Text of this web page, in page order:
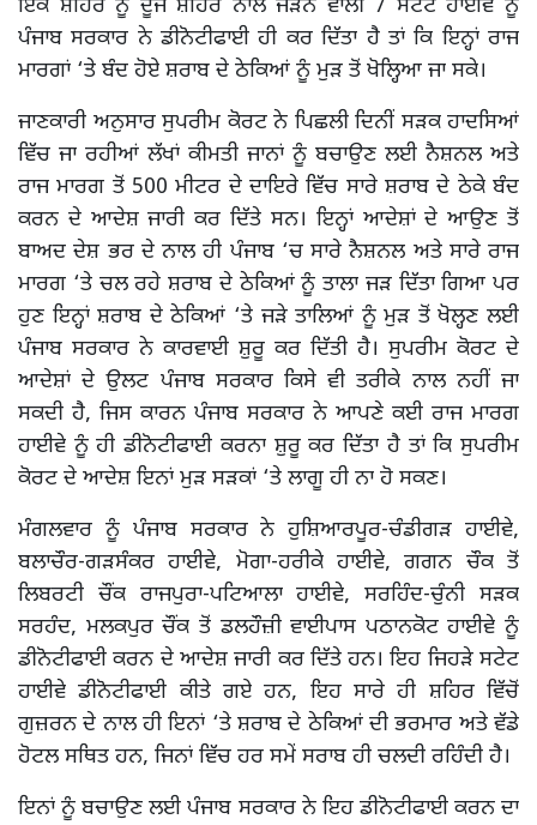
ਇੱਕ ਸ਼ਹਿਰ ਨੂੰ ਦੂਜੇ ਸ਼ਹਿਰ ਨਾਲ ਜੋੜਨ ਵਾਲੀ 7 ਸਟੇਟ ਹਾਈਵੇ ਨੂੰ
ਪੰਜਾਬ ਸਰਕਾਰ ਨੇ ਡੀਨੋਟੀਫਾਈ ਹੀ ਕਰ ਦਿੱਤਾ ਹੈ ਤਾਂ ਕਿ ਇਨ੍ਹਾਂ ਰਾਜ
ਮਾਰਗਾਂ ‘ਤੇ ਬੰਦ ਹੋਏ ਸ਼ਰਾਬ ਦੇ ਠੇਕਿਆਂ ਨੂੰ ਮੁੜ ਤੋਂ ਖੋਲ੍ਹਿਆ ਜਾ ਸਕੇ।
ਜਾਣਕਾਰੀ ਅਨੁਸਾਰ ਸੁਪਰੀਮ ਕੋਰਟ ਨੇ ਪਿਛਲੀ ਦਿਨੀਂ ਸੜਕ ਹਾਦਸਿਆਂ
ਵਿੱਚ ਜਾ ਰਹੀਆਂ ਲੱਖਾਂ ਕੀਮਤੀ ਜਾਨਾਂ ਨੂੰ ਬਚਾਉਣ ਲਈ ਨੈਸ਼ਨਲ ਅਤੇ
ਰਾਜ ਮਾਰਗ ਤੋਂ 500 ਮੀਟਰ ਦੇ ਦਾਇਰੇ ਵਿੱਚ ਸਾਰੇ ਸ਼ਰਾਬ ਦੇ ਠੇਕੇ ਬੰਦ
ਕਰਨ ਦੇ ਆਦੇਸ਼ ਜਾਰੀ ਕਰ ਦਿੱਤੇ ਸਨ। ਇਨ੍ਹਾਂ ਆਦੇਸ਼ਾਂ ਦੇ ਆਉਣ ਤੋਂ
ਬਾਅਦ ਦੇਸ਼ ਭਰ ਦੇ ਨਾਲ ਹੀ ਪੰਜਾਬ ‘ਚ ਸਾਰੇ ਨੈਸ਼ਨਲ ਅਤੇ ਸਾਰੇ ਰਾਜ
ਮਾਰਗ ‘ਤੇ ਚਲ ਰਹੇ ਸ਼ਰਾਬ ਦੇ ਠੇਕਿਆਂ ਨੂੰ ਤਾਲਾ ਜੜ ਦਿੱਤਾ ਗਿਆ ਪਰ
ਹੁਣ ਇਨ੍ਹਾਂ ਸ਼ਰਾਬ ਦੇ ਠੇਕਿਆਂ ‘ਤੇ ਜੜੇ ਤਾਲਿਆਂ ਨੂੰ ਮੁੜ ਤੋਂ ਖੋਲ੍ਹਣ ਲਈ
ਪੰਜਾਬ ਸਰਕਾਰ ਨੇ ਕਾਰਵਾਈ ਸ਼ੁਰੂ ਕਰ ਦਿੱਤੀ ਹੈ। ਸੁਪਰੀਮ ਕੋਰਟ ਦੇ
ਆਦੇਸ਼ਾਂ ਦੇ ਉਲਟ ਪੰਜਾਬ ਸਰਕਾਰ ਕਿਸੇ ਵੀ ਤਰੀਕੇ ਨਾਲ ਨਹੀਂ ਜਾ
ਸਕਦੀ ਹੈ, ਜਿਸ ਕਾਰਨ ਪੰਜਾਬ ਸਰਕਾਰ ਨੇ ਆਪਣੇ ਕਈ ਰਾਜ ਮਾਰਗ
ਹਾਈਵੇ ਨੂੰ ਹੀ ਡੀਨੋਟੀਫਾਈ ਕਰਨਾ ਸ਼ੁਰੂ ਕਰ ਦਿੱਤਾ ਹੈ ਤਾਂ ਕਿ ਸੁਪਰੀਮ
ਕੋਰਟ ਦੇ ਆਦੇਸ਼ ਇਨਾਂ ਮੁੜ ਸੜਕਾਂ ‘ਤੇ ਲਾਗੂ ਹੀ ਨਾ ਹੋ ਸਕਣ।
ਮੰਗਲਵਾਰ ਨੂੰ ਪੰਜਾਬ ਸਰਕਾਰ ਨੇ ਹੁਸ਼ਿਆਰਪੂਰ-ਚੰਡੀਗੜ ਹਾਈਵੇ,
ਬਲਾਚੌਰ-ਗੜਸੰਕਰ ਹਾਈਵੇ, ਮੋਗਾ-ਹਰੀਕੇ ਹਾਈਵੇ, ਗਗਨ ਚੌਕ ਤੋਂ
ਲਿਬਰਟੀ ਚੌਂਕ ਰਾਜਪੁਰਾ-ਪਟਿਆਲਾ ਹਾਈਵੇ, ਸਰਹਿੰਦ-ਚੁੰਨੀ ਸੜਕ
ਸਰਹੰਦ, ਮਲਕਪੁਰ ਚੌਂਕ ਤੋਂ ਡਲਹੌਜ਼ੀ ਵਾਈਪਾਸ ਪਠਾਨਕੋਟ ਹਾਈਵੇ ਨੂੰ
ਡੀਨੋਟੀਫਾਈ ਕਰਨ ਦੇ ਆਦੇਸ਼ ਜਾਰੀ ਕਰ ਦਿੱਤੇ ਹਨ। ਇਹ ਜਿਹੜੇ ਸਟੇਟ
ਹਾਈਵੇ ਡੀਨੋਟੀਫਾਈ ਕੀਤੇ ਗਏ ਹਨ, ਇਹ ਸਾਰੇ ਹੀ ਸ਼ਹਿਰ ਵਿੱਚੋਂ
ਗੁਜ਼ਰਨ ਦੇ ਨਾਲ ਹੀ ਇਨਾਂ ‘ਤੇ ਸ਼ਰਾਬ ਦੇ ਠੇਕਿਆਂ ਦੀ ਭਰਮਾਰ ਅਤੇ ਵੱਡੇ
ਹੋਟਲ ਸਥਿਤ ਹਨ, ਜਿਨਾਂ ਵਿੱਚ ਹਰ ਸਮੇਂ ਸਰਾਬ ਹੀ ਚਲਦੀ ਰਹਿੰਦੀ ਹੈ।
ਇਨਾਂ ਨੂੰ ਬਚਾਉਣ ਲਈ ਪੰਜਾਬ ਸਰਕਾਰ ਨੇ ਇਹ ਡੀਨੋਟੀਫਾਈ ਕਰਨ ਦਾ